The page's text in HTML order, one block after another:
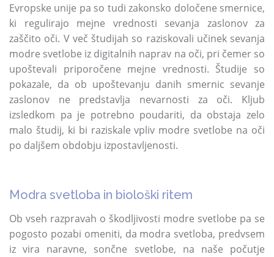
Evropske unije pa so tudi zakonsko določene smernice,
ki regulirajo mejne vrednosti sevanja zaslonov za
zaščito oči. V več študijah so raziskovali učinek sevanja
modre svetlobe iz digitalnih naprav na oči, pri čemer so
upoštevali priporočene mejne vrednosti. Študije so
pokazale, da ob upoštevanju danih smernic sevanje
zaslonov ne predstavlja nevarnosti za oči. Kljub
izsledkom pa je potrebno poudariti, da obstaja zelo
malo študij, ki bi raziskale vpliv modre svetlobe na oči
po daljšem obdobju izpostavljenosti.
Modra svetloba in biološki ritem
Ob vseh razpravah o škodljivosti modre svetlobe pa se
pogosto pozabi omeniti, da modra svetloba, predvsem
iz vira naravne, sončne svetlobe, na naše počutje